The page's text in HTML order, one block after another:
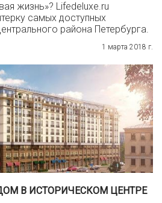
жизнь»? Lifedeluxe.ru
самых доступных
района Петербурга.
1 марта 2018 г.
В ИСТОРИЧЕСКОМ ЦЕНТРЕ